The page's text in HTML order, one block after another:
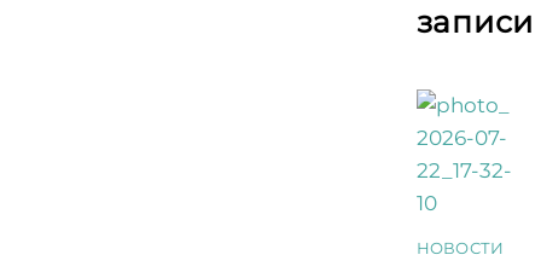
записи
НОВОСТИ